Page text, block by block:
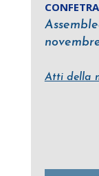
CONFETRA
Atti della